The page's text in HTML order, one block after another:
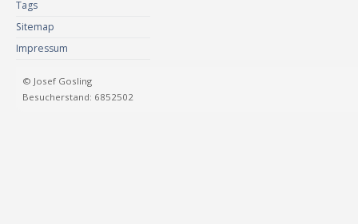
Tags
Sitemap
Impressum
© Josef Gosling
Besucherstand: 6852502